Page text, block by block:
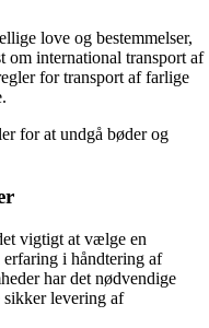
love og bestemmelser,
international transport af
for transport af farlige
for at undgå bøder og
vigtigt at vælge en
i håndtering af
har det nødvendige
levering af